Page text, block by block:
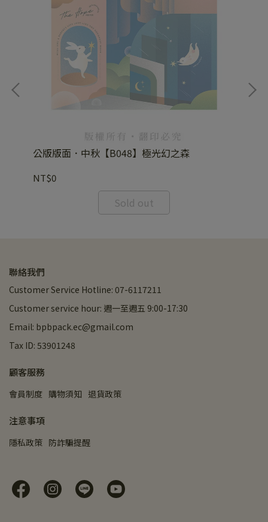
公版版面．中秋【B048】極光幻之森
NT$0
Sold out
聯絡我們
Customer Service Hotline: 07-6117211
Customer service hour: 週一至週五 9:00-17:30
Email: bpbpack.ec@gmail.com
Tax ID: 53901248
顧客服務
會員制度 購物須知 退貨政策
注意事項
隱私政策 防詐騙提醒